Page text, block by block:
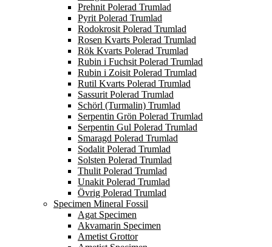
Prehnit Polerad Trumlad
Pyrit Polerad Trumlad
Rodokrosit Polerad Trumlad
Rosen Kvarts Polerad Trumlad
Rök Kvarts Polerad Trumlad
Rubin i Fuchsit Polerad Trumlad
Rubin i Zoisit Polerad Trumlad
Rutil Kvarts Polerad Trumlad
Sassurit Polerad Trumlad
Schörl (Turmalin) Trumlad
Serpentin Grön Polerad Trumlad
Serpentin Gul Polerad Trumlad
Smaragd Polerad Trumlad
Sodalit Polerad Trumlad
Solsten Polerad Trumlad
Thulit Polerad Trumlad
Unakit Polerad Trumlad
Övrig Polerad Trumlad
Specimen Mineral Fossil
Agat Specimen
Akvamarin Specimen
Ametist Grottor